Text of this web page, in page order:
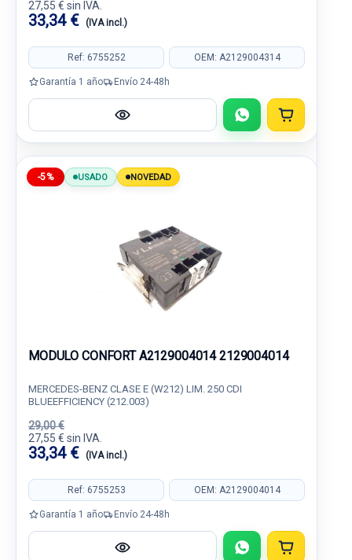
27,55 € sin IVA.
33,34 € (IVA incl.)
Ref: 6755252 OEM: A2129004314
Garantía 1 año Envío 24-48h
-5% USADO NOVEDAD
MODULO CONFORT A2129004014 2129004014
MERCEDES-BENZ CLASE E (W212) LIM. 250 CDI
BLUEEFFICIENCY (212.003)
29,00 €
27,55 € sin IVA.
33,34 € (IVA incl.)
Ref: 6755253 OEM: A2129004014
Garantía 1 año Envío 24-48h